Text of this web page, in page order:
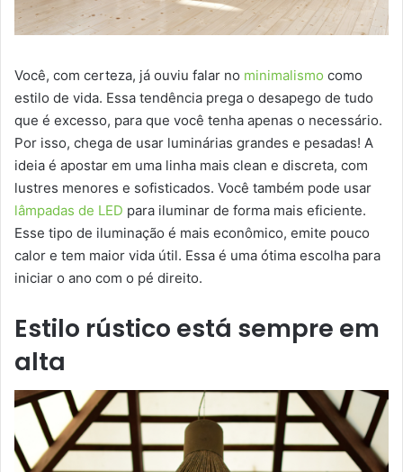
Você, com certeza, já ouviu falar no minimalismo como
estilo de vida. Essa tendência prega o desapego de tudo
que é excesso, para que você tenha apenas o necessário.
Por isso, chega de usar luminárias grandes e pesadas! A
ideia é apostar em uma linha mais clean e discreta, com
lustres menores e sofisticados. Você também pode usar
lâmpadas de LED para iluminar de forma mais eficiente.
Esse tipo de iluminação é mais econômico, emite pouco
calor e tem maior vida útil. Essa é uma ótima escolha para
iniciar o ano com o pé direito.
Estilo rústico está sempre em
alta